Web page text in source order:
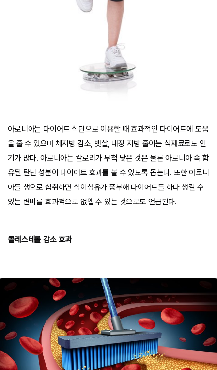
아로니아는 다이어트 식단으로 이용할 때 효과적인 다이어트에 도움
을 줄 수 있으며 체지방 감소, 뱃살, 내장 지방 줄이는 식재료로도 인
기가 많다. 아로니아는 칼로리가 무척 낮은 것은 물론 아로니아 속 함
유된 탄닌 성분이 다이어트 효과를 볼 수 있도록 돕는다. 또한 아로니
아를 생으로 섭취하면 식이섬유가 풍부해 다이어트를 하다 생길 수
있는 변비를 효과적으로 없앨 수 있는 것으로도 언급된다.
콜레스테롤 감소 효과